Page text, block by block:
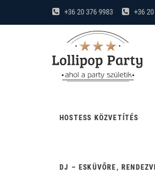
to
+36 20 376 9983 +36
HOSTESS KÖZVETÍTÉS
DJ – ESKÜVŐRE,